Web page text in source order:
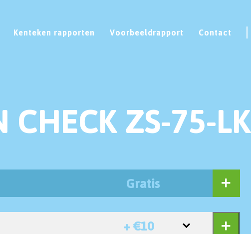
Kenteken rapporten Voorbeeldrapport Contact
CHECK ZS-75-LK
Gratis
+ €10